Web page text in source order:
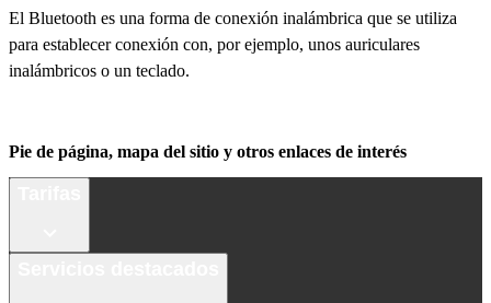
El Bluetooth es una forma de conexión inalámbrica que se utiliza
para establecer conexión con, por ejemplo, unos auriculares
inalámbricos o un teclado.
Pie de página, mapa del sitio y otros enlaces de interés